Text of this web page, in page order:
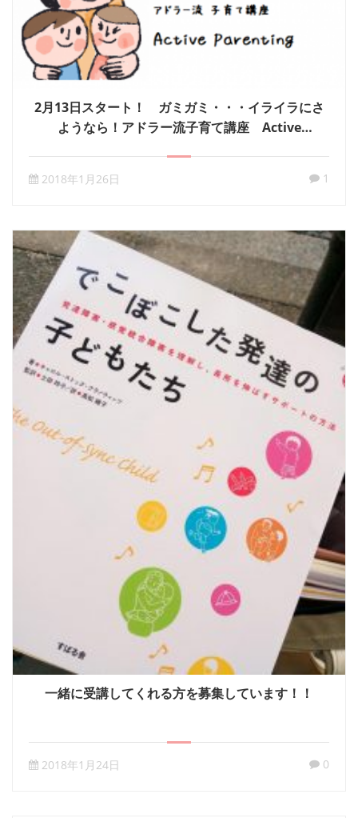
2月13日スタート！ ガミガミ・・・イライラにさ
ようなら！アドラー流子育て講座 Active
2018年1月26日 1
一緒に受講してくれる方を募集しています！！
2018年1月24日 0